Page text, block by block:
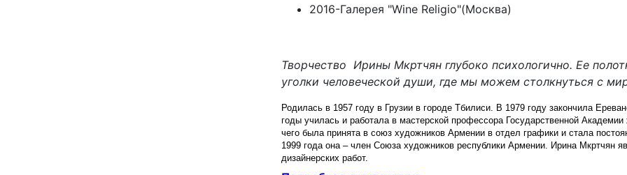
2016-Галерея "Wine Religio"(Москва)
Творчество Ирины Мкртчян глубоко психологично. Ее
уголки человеческой души, где мы можем столкнуться с
Родилась в 1957 году в Грузии в городе Тбилиси. В 1979 году закончила
годы училась и работала в мастерской профессора Государственной
чего была принята в союз художников Армении в отдел графики и стала
1999 года она – член Союза художников республики Армении. Ирина Мкртчян
дизайнерских работ.